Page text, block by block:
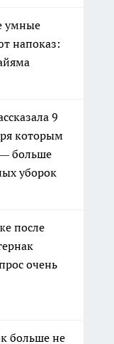
умные
напоказ:
9
которым
— больше
уборок
после
очень
больше не